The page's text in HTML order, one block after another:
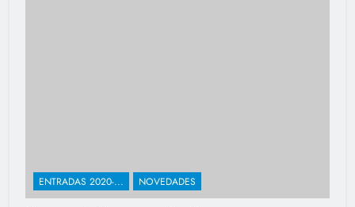
ENTRADAS 2020-... NOVEDADES